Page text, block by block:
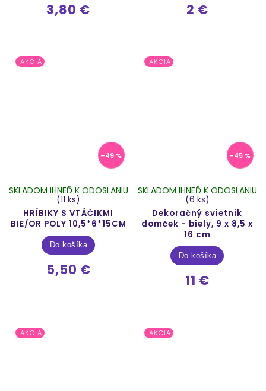
3,80 € 2 €
AKCIA
–49 %
HRÍBIKY S VTÁČIKMI
BIE/OR POLY 10,5*6*15CM
SKLADOM IHNEĎ K ODOSLANIU
(11 ks)
5,50 €
Do košíka
AKCIA
–45 %
Dekoračný svietnik
domček - biely, 9 x 8,5 x
16 cm
SKLADOM IHNEĎ K ODOSLANIU
(6 ks)
11 €
Do košíka
AKCIA AKCIA